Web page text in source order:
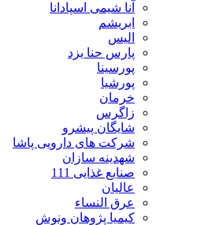
آنا شیمی اسپادانا
ابریشم
الیس
پارس حنا یزد
پورسینا
پورشیا
خرمان
زاگرس
شایگان پیشرو
شرکت های دارویی پاشا
شهدینه سازان
صنایع غذایی 111
عالیان
عرق النساء
کیمیا پژوهان ونوش